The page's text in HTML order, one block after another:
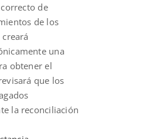
de
de los
una
obtener el
que los
la reconciliación